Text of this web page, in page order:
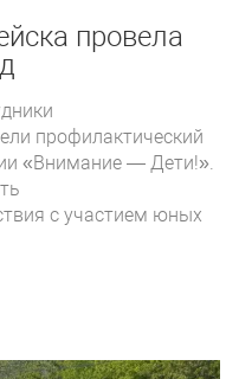
провела
профилактический
«Внимание — Дети!».
с участием юных